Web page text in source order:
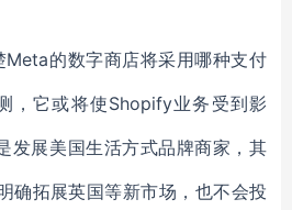
的数字商店将采用哪种支付
，它或将使Shopify业务受到影
发展美国生活方式品牌商家，其
确拓展英国等新市场，也不会投